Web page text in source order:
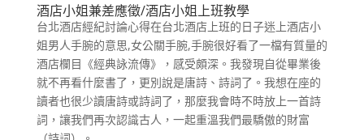
酒店小姐兼差應徵/酒店小姐上班教學
台北酒店經紀討論心得在台北酒店上班的日子迷上酒店小
姐男人手腕的意思,女公關手腕,手腕很好看了一檔有質量的
酒店欄目《經典詠流傳》，感受頗深。我發現自從畢業後
就不再看什麼書了，更別說是唐詩、詩詞了。我想在座的
讀者也很少讀唐詩或詩詞了，那麼我會時不時放上一首詩
詞，讓我們再次認識古人，一起重溫我們最驕傲的財富